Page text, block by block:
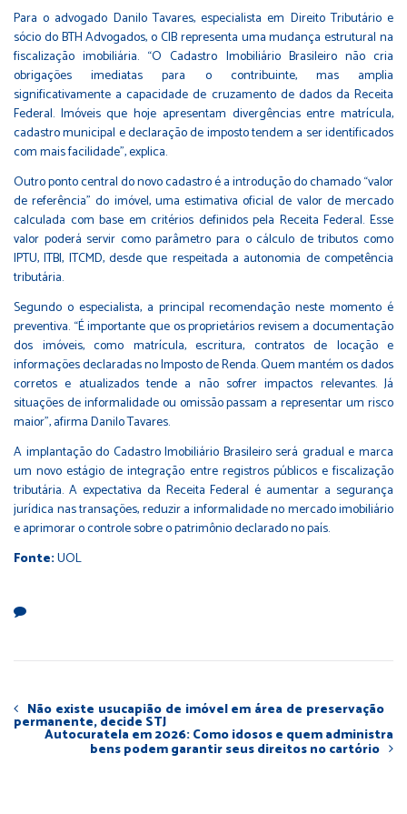
Para o advogado Danilo Tavares, especialista em Direito Tributário e
sócio do BTH Advogados, o CIB representa uma mudança estrutural na
fiscalização imobiliária. “O Cadastro Imobiliário Brasileiro não cria
obrigações imediatas para o contribuinte, mas amplia
significativamente a capacidade de cruzamento de dados da Receita
Federal. Imóveis que hoje apresentam divergências entre matrícula,
cadastro municipal e declaração de imposto tendem a ser identificados
com mais facilidade”, explica.
Outro ponto central do novo cadastro é a introdução do chamado “valor
de referência” do imóvel, uma estimativa oficial de valor de mercado
calculada com base em critérios definidos pela Receita Federal. Esse
valor poderá servir como parâmetro para o cálculo de tributos como
IPTU, ITBI, ITCMD, desde que respeitada a autonomia de competência
tributária.
Segundo o especialista, a principal recomendação neste momento é
preventiva. “É importante que os proprietários revisem a documentação
dos imóveis, como matrícula, escritura, contratos de locação e
informações declaradas no Imposto de Renda. Quem mantém os dados
corretos e atualizados tende a não sofrer impactos relevantes. Já
situações de informalidade ou omissão passam a representar um risco
maior”, afirma Danilo Tavares.
A implantação do Cadastro Imobiliário Brasileiro será gradual e marca
um novo estágio de integração entre registros públicos e fiscalização
tributária. A expectativa da Receita Federal é aumentar a segurança
jurídica nas transações, reduzir a informalidade no mercado imobiliário
e aprimorar o controle sobre o patrimônio declarado no país.
Fonte:UOL
Não existe usucapião de imóvel em área de preservação
permanente, decide STJ
Autocuratela em 2026: Como idosos e quem administra
bens podem garantir seus direitos no cartório